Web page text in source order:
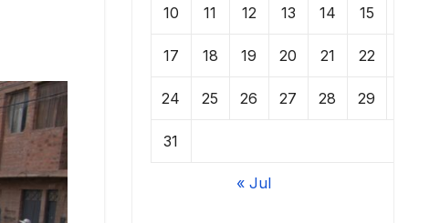
10 11 12 13 14 15
17 18 19 20 21 22
24 25 26 27 28 29
31
« Jul